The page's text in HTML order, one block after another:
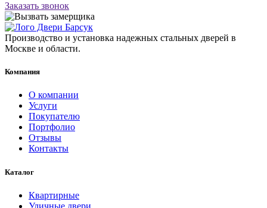
Заказать звонок
Производство и установка надежных стальных дверей в
Москве и области.
Компания
О компании
Услуги
Покупателю
Портфолио
Отзывы
Контакты
Каталог
Квартирные
Уличные двери